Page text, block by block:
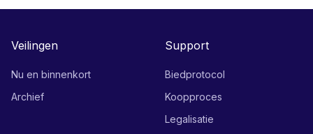
Veilingen
Nu en binnenkort
Archief
Support
Biedprotocol
Koopproces
Legalisatie